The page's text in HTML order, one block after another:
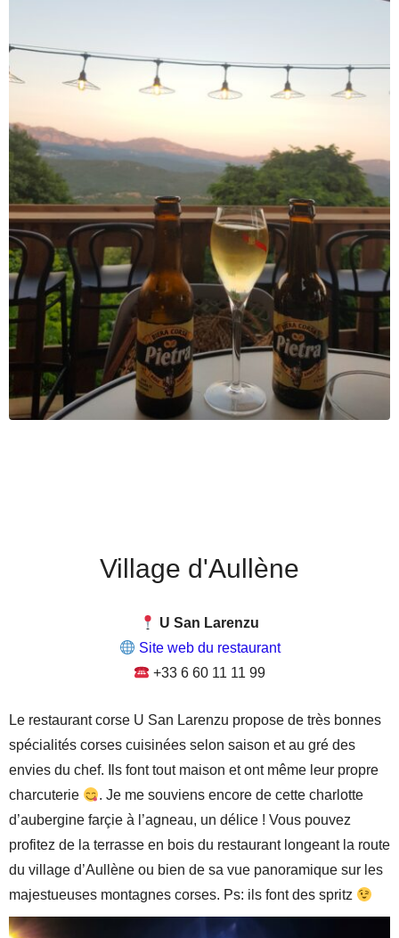
Village d'Aullène
U San Larenzu
Site web du restaurant
+33 6 60 11 11 99
Le restaurant corse U San Larenzu propose de très bonnes
spécialités corses cuisinées selon saison et au gré des
envies du chef. Ils font tout maison et ont même leur propre
charcuterie
. Je me souviens encore de cette charlotte
d’aubergine farçie à l’agneau, un délice ! Vous pouvez
profitez de la terrasse en bois du restaurant longeant la route
du village d’Aullène ou bien de sa vue panoramique sur les
majestueuses montagnes corses. Ps: ils font des spritz